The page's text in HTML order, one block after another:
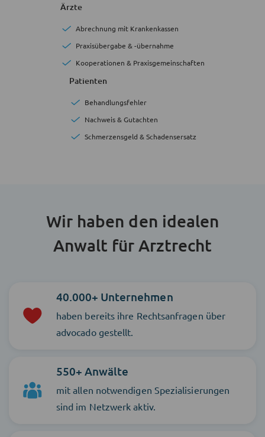
Ärzte
Abrechnung mit Krankenkassen
Praxisübergabe & -übernahme
Kooperationen & Praxisgemeinschaften
Patienten
Behandlungsfehler
Nachweis & Gutachten
Schmerzensgeld & Schadensersatz
Wir haben den idealen
Anwalt für Arztrecht
40.000+ Unternehmen
haben bereits ihre Rechtsanfragen über
advocado gestellt.
550+ Anwälte
mit allen notwendigen Spezialisierungen
sind im Netzwerk aktiv.